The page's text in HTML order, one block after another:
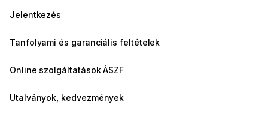
Jelentkezés
Tanfolyami és garanciális feltételek
Online szolgáltatások ÁSZF
Utalványok, kedvezmények